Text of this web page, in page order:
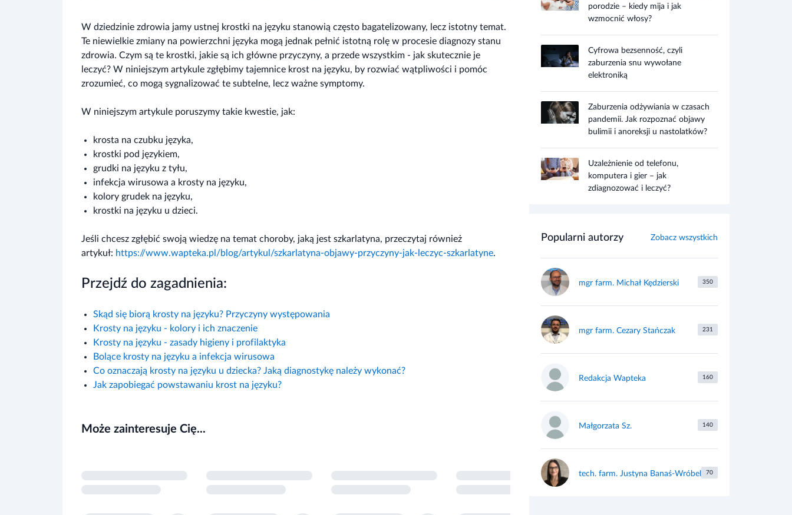
W dziedzinie zdrowia jamy ustnej krostki na języku stanowią często bagatelizowany, lecz istotny temat.
Te niewielkie zmiany na powierzchni języka mogą jednak pełnić istotną rolę w procesie diagnozy stanu
zdrowia. Czym są te krostki, jakie są ich główne przyczyny, a przede wszystkim - jak skutecznie je
leczyć? W niniejszym artykule zgłębimy tajemnice krost na języku, by rozwiać wątpliwości i pomóc
zrozumieć, co mogą sygnalizować te subtelne, lecz ważne symptomy.
W niniejszym artykule poruszymy takie kwestie, jak:
krosta na czubku języka,
krostki pod językiem,
grudki na języku z tyłu,
infekcja wirusowa a krosty na języku,
kolory grudek na języku,
krostki na języku u dzieci.
Jeśli chcesz zgłębić swoją wiedzę na temat choroby, jaką jest szkarlatyna, przeczytaj również
artykuł: https://www.wapteka.pl/blog/artykul/szkarlatyna-objawy-przyczyny-jak-leczyc-szkarlatyne.
Przejdź do zagadnienia:
Skąd się biorą krosty na języku? Przyczyny występowania
Krosty na języku - kolory i ich znaczenie
Krosty na języku - zasady higieny i profilaktyka
Bolące krosty na języku a infekcja wirusowa
Co oznaczają krosty na języku u dziecka? Jaką diagnostykę należy wykonać?
Jak zapobiegać powstawaniu krost na języku?
Może zainteresuje Cię...
porodzie – kiedy mija i jak
wzmocnić włosy?
Cyfrowa bezsenność, czyli
zaburzenia snu wywołane
elektroniką
Zaburzenia odżywiania w czasach
pandemii. Jak rozpoznać objawy
bulimii i anoreksji u nastolatków?
Uzależnienie od telefonu,
komputera i gier – jak
zdiagnozować i leczyć?
Popularni autorzy Zobacz wszystkich
mgr farm. Michał Kędzierski 350
mgr farm. Cezary Stańczak 231
Redakcja Wapteka 160
Małgorzata Sz. 140
tech. farm. Justyna Banaś-Wróbel 70